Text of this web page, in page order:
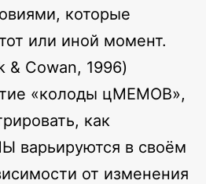
которые
или иной момент.
& Cowan, 1996)
«колоды цМЕМОВ»,
как
варьируются в своём
от изменения